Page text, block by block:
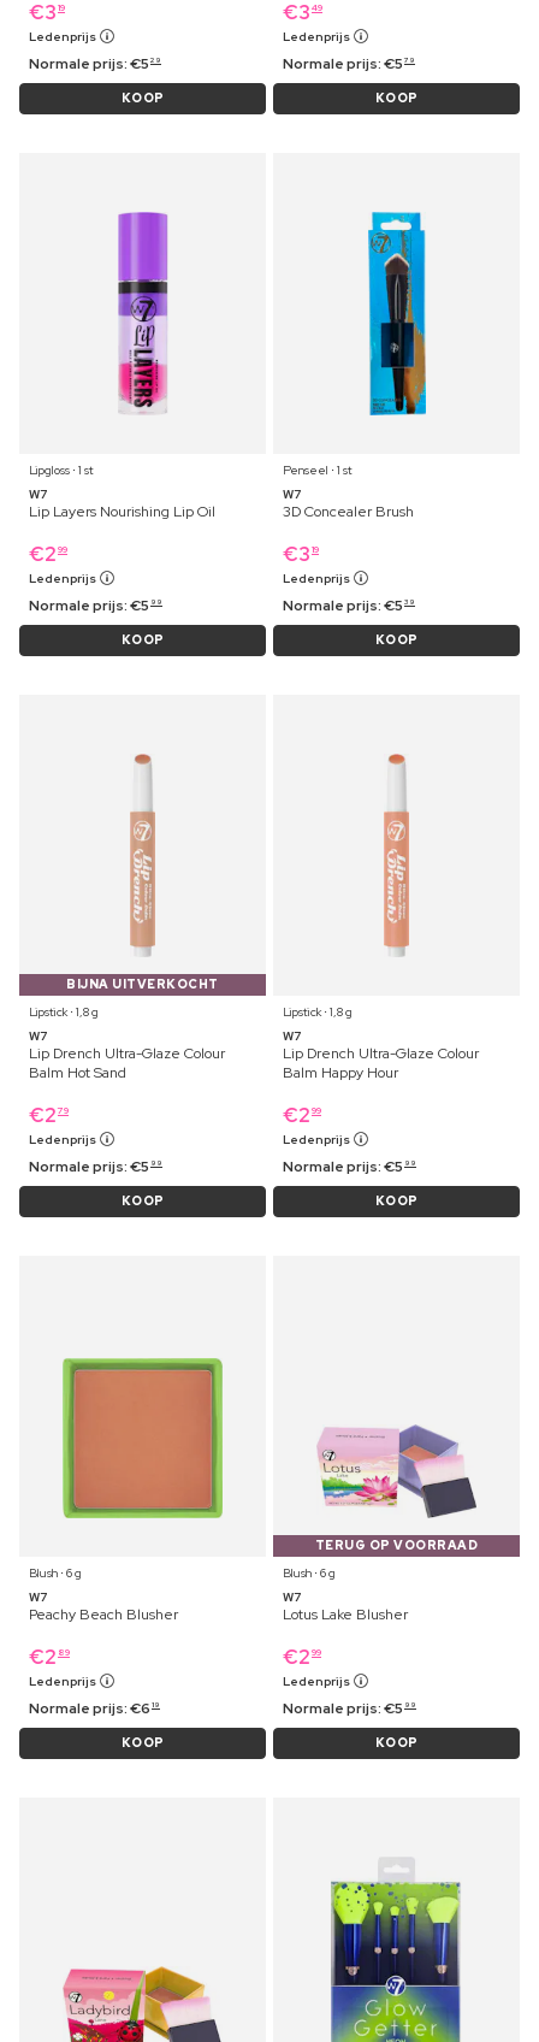
€3 19
Ledenprijs
Normale prijs:€5 29
KOOP
€3 49
Ledenprijs
Normale prijs:€5 79
KOOP
Lipgloss ⋅ 1 st
W7
Lip Layers Nourishing Lip Oil
€2 99
Ledenprijs
Normale prijs:€5 99
KOOP
Penseel ⋅ 1 st
W7
3D Concealer Brush
€3 19
Ledenprijs
Normale prijs:€5 39
KOOP
BIJNA UITVERKOCHT
Lipstick ⋅ 1,8 g
W7
Lip Drench Ultra-Glaze Colour
Balm Hot Sand
€2 79
Ledenprijs
Normale prijs:€5 99
KOOP
Lipstick ⋅ 1,8 g
W7
Lip Drench Ultra-Glaze Colour
Balm Happy Hour
€2 99
Ledenprijs
Normale prijs:€5 99
KOOP
Blush ⋅ 6 g
W7
Peachy Beach Blusher
€2 89
Ledenprijs
Normale prijs:€6 19
KOOP
TERUG OP VOORRAAD
Blush ⋅ 6 g
W7
Lotus Lake Blusher
€2 99
Ledenprijs
Normale prijs:€5 99
KOOP